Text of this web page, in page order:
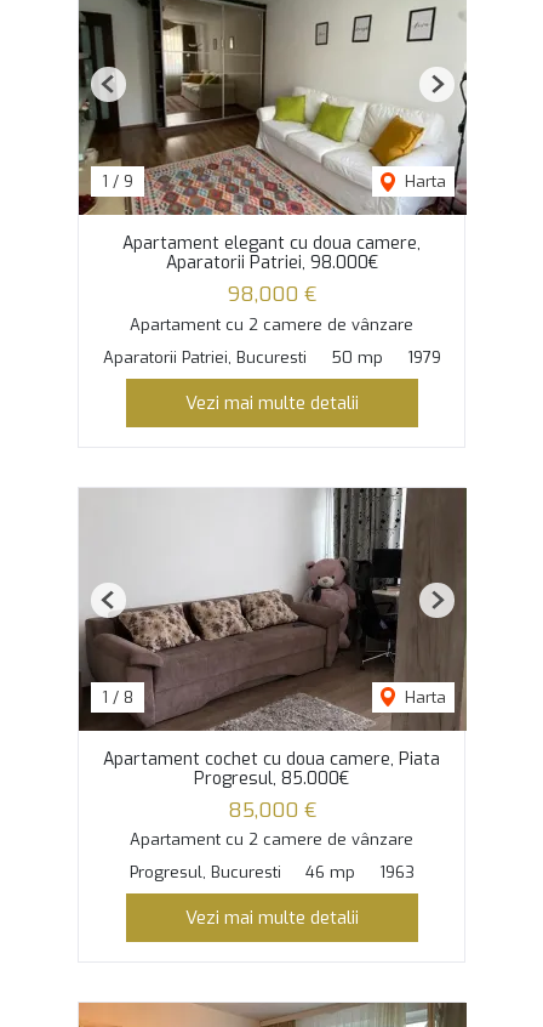
1 / 9 Harta
Previous Next
Apartament elegant cu doua camere,
Aparatorii Patriei, 98.000€
98,000 €
Apartament cu 2 camere de vânzare
Aparatorii Patriei, Bucuresti
50 mp 1979
Vezi mai multe detalii
1 / 8 Harta
Previous Next
Apartament cochet cu doua camere, Piata
Progresul, 85.000€
85,000 €
Apartament cu 2 camere de vânzare
Progresul, Bucuresti
46 mp 1963
Vezi mai multe detalii